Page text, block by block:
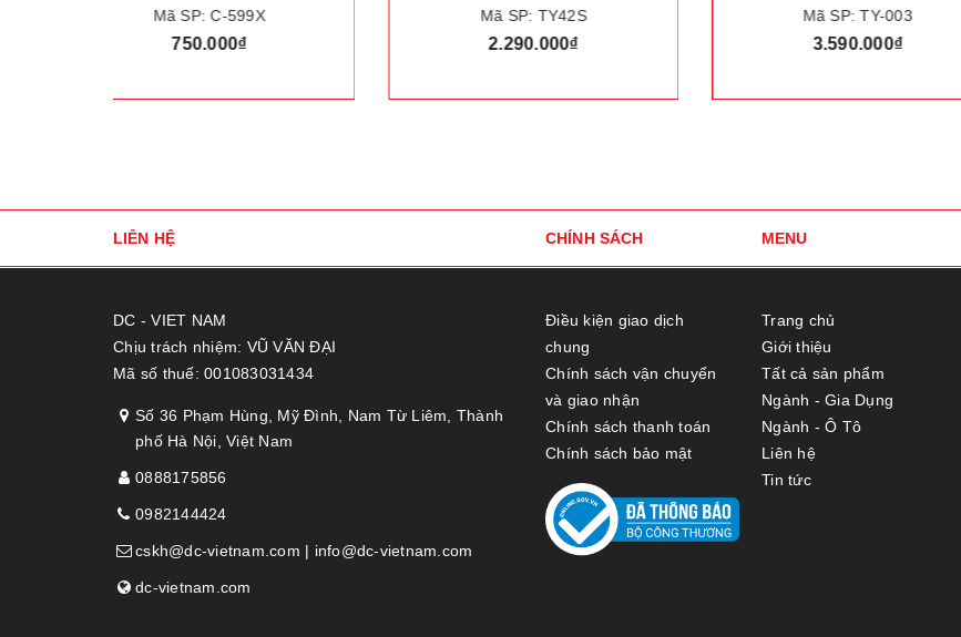
Mã SP: TY42S
2.290.000₫
Mã SP: TY-003
3.590.000₫
Mã SP: GP7101
6.599.000₫
LIÊN HỆ CHÍNH SÁCH MENU
DC - VIET NAM
Chịu trách nhiệm: VŨ VĂN ĐẠI
Mã số thuế: 001083031434
Số 36 Phạm Hùng, Mỹ Đình, Nam Từ Liêm, Thành
phố Hà Nội, Việt Nam
0888175856
0982144424
cskh@dc-vietnam.com | info@dc-vietnam.com
dc-vietnam.com
Điều kiện giao dịch
chung
Chính sách vận chuyển
và giao nhận
Chính sách thanh toán
Chính sách bảo mật
Trang chủ
Giới thiệu
Tất cả sản phẩm
Ngành - Gia Dụng
Ngành - Ô Tô
Liên hệ
Tin tức